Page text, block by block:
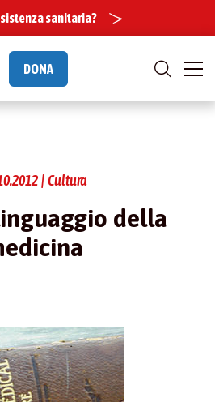
sanitaria?
DONA
| Cultura
della